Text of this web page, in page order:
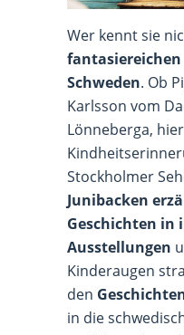
Wer kennt sie
Schweden. Ob
Karlsson vom
Lönneberga,
Stockholmer
Junibacken
Geschichten in
Ausstellungen
Kinderaugen
den
in die